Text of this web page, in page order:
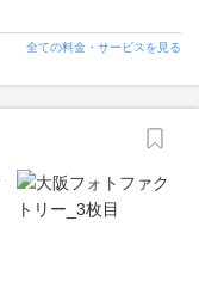
全ての料金・サービスを見る